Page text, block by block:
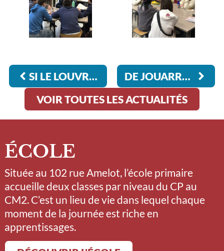
SI LE LOUVRE M’ÉTAIT CONTÉ…
DE JOUARRE À MEAUX, SUIVRE LE CHRIST
VOIR TOUTES LES ACTUALITÉS
ÉCOLE
Située au 102 rue Amelot, l’école primaire
accueille deux classes par niveau du CP au
CM2. C’est un lieu de vie dans lequel chaque
moment de la journée est riche en
apprentissages.